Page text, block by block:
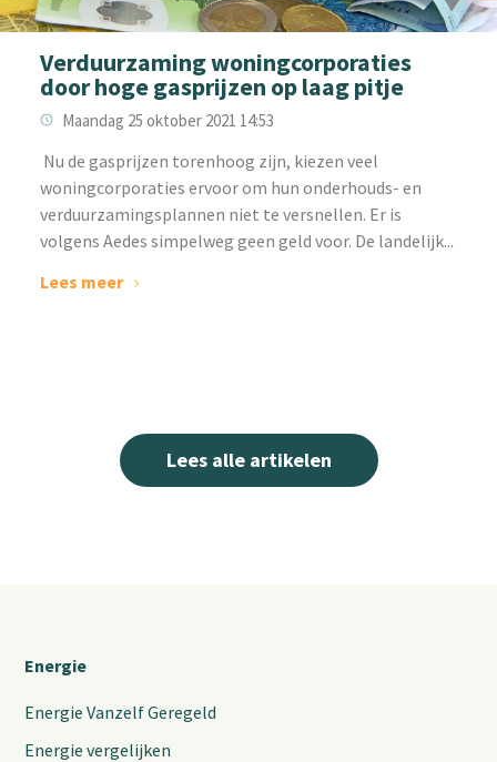
Verduurzaming woningcorporaties
door hoge gasprijzen op laag pitje
Maandag 25 oktober 2021 14:53
‌ Nu de gasprijzen torenhoog zijn, kiezen veel
woningcorporaties ervoor om hun onderhouds- en
verduurzamingsplannen niet te versnellen. Er is
volgens Aedes simpelweg geen geld voor. De landelijk...
Lees meer
Lees alle artikelen
Energie
Energie Vanzelf Geregeld
Energie vergelijken